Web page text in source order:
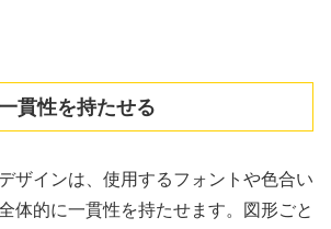
貫性を持たせる
ザインは、使用するフォントや色合い
体的に一貫性を持たせます。図形ごと